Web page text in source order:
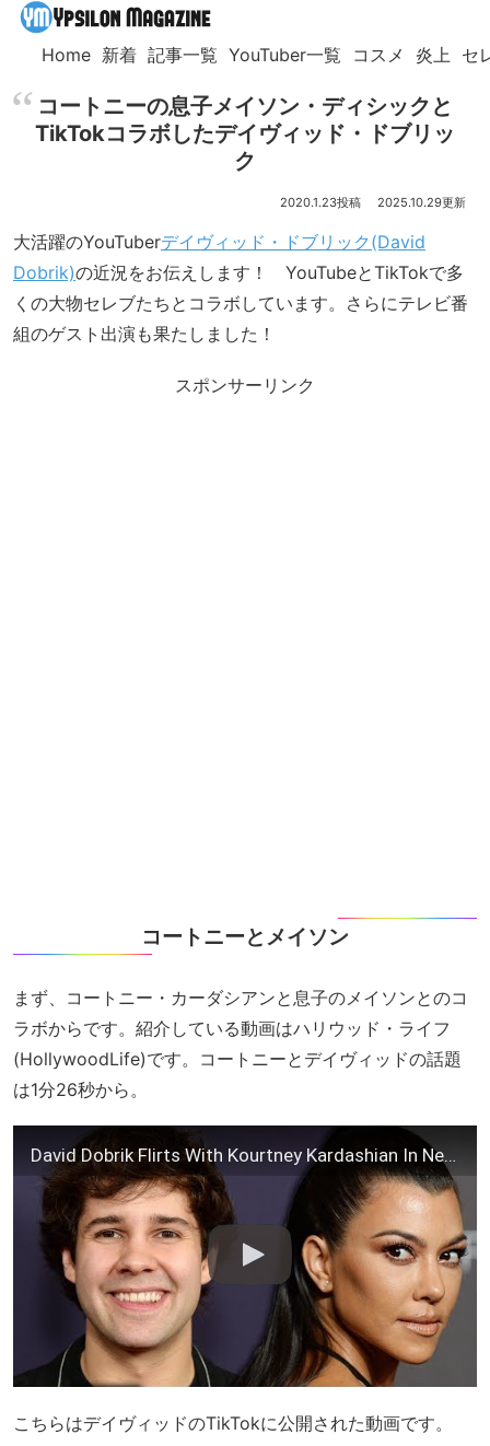
Home 新着 記事一覧 YouTuber一覧 コスメ 炎上 セ
コートニーの息子メイソン・ディシックと
TikTokコラボしたデイヴィッド・ドブリッ
ク
2020.1.23 2025.10.29
大活躍のYouTuberデイヴィッド・ドブリック(David
Dobrik)の近況をお伝えします！ YouTubeとTikTokで多
くの大物セレブたちとコラボしています。さらにテレビ番
組のゲスト出演も果たしました！
スポンサーリンク
コートニーとメイソン
まず、コートニー・カーダシアンと息子のメイソンとのコ
ラボからです。紹介している動画はハリウッド・ライフ
(HollywoodLife)です。コートニーとデイヴィッドの話題
は1分26秒から。
David Dobrik Flirts With Kourtney Kardashian In New Video
こちらはデイヴィッドのTikTokに公開された動画です。